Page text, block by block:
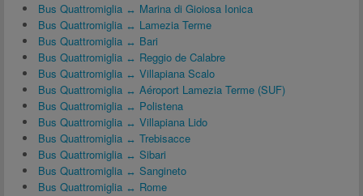
Bus Quattromiglia ↔ Marina di Gioiosa Ionica
Bus Quattromiglia ↔ Lamezia Terme
Bus Quattromiglia ↔ Bari
Bus Quattromiglia ↔ Reggio de Calabre
Bus Quattromiglia ↔ Villapiana Scalo
Bus Quattromiglia ↔ Aéroport Lamezia Terme (SUF)
Bus Quattromiglia ↔ Polistena
Bus Quattromiglia ↔ Villapiana Lido
Bus Quattromiglia ↔ Trebisacce
Bus Quattromiglia ↔ Sibari
Bus Quattromiglia ↔ Sangineto
Bus Quattromiglia ↔ Rome